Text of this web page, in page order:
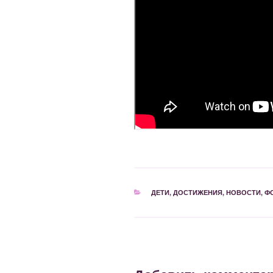
РУБРИКИ
ДЕТИ, ДОСТИЖЕНИЯ, НОВОСТИ,